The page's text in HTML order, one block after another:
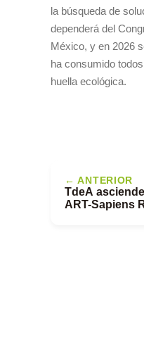
la búsqueda de
dependerá del
México, y en 2026
ha consumido
huella ecológica.
← ANTERIOR
TdeA
ART-Sapiens